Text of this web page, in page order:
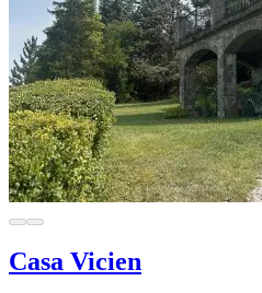
Casa Vicien